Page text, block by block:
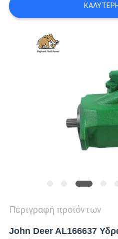
POLICY
Περιγραφή προϊόντων
John Deer AL166637